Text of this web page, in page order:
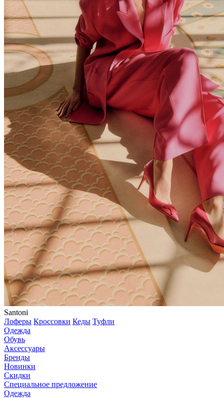
Santoni
Лоферы Кроссовки Кеды Туфли
Одежда
Обувь
Аксессуары
Бренды
Новинки
Скидки
Специальное предложение
Одежда